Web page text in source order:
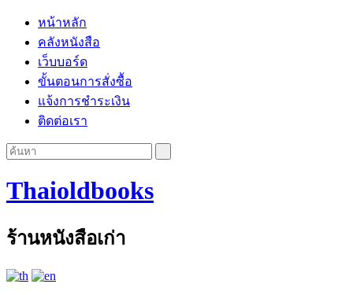
หน้าหลัก
คลังหนังสือ
เว็บบอร์ด
ขั้นตอนการสั่งซื้อ
แจ้งการชำระเงิน
ติดต่อเรา
Thaioldbooks
ร้านหนังสือเก่า